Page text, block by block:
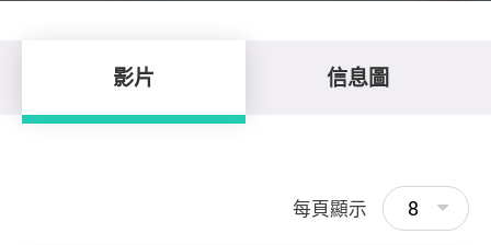
影片 信息圖
每頁顯示 8